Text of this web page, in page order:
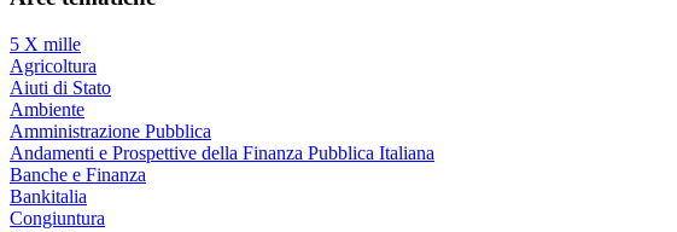
5 X mille
Agricoltura
Aiuti di Stato
Ambiente
Amministrazione Pubblica
Andamenti e Prospettive della Finanza Pubblica Italiana
Banche e Finanza
Bankitalia
Congiuntura